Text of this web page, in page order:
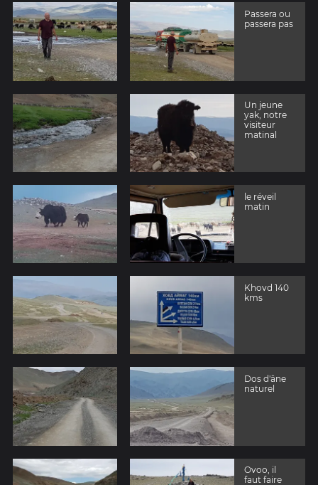
Passera ou
passera pas
Un jeune
yak, notre
visiteur
matinal
le réveil
matin
Khovd 140
kms
Dos d'âne
naturel
Ovoo, il
faut faire